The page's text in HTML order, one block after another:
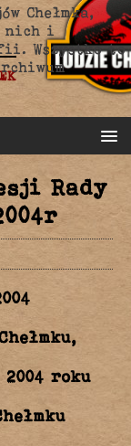
Chełmka,
nich i
Wszystko to
Rady
roku